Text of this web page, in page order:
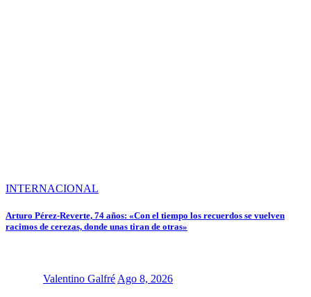
INTERNACIONAL
Arturo Pérez-Reverte, 74 años: «Con el tiempo los recuerdos se vuelven
racimos de cerezas, donde unas tiran de otras»
Valentino Galfré Ago 8, 2026